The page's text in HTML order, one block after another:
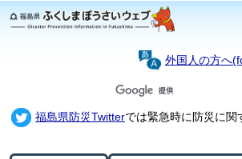
外国人の方へ
福島県防災Twitterでは緊急時に防災に関